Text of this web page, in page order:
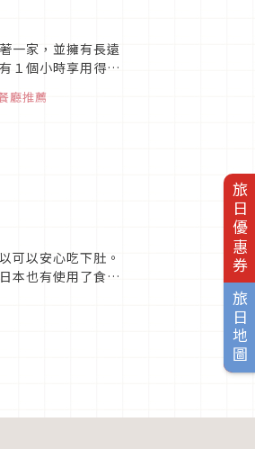
旅日優惠券
旅日地圖
一家，並擁有長遠
１個小時享用得到
廳推薦
可以安心吃下肚。
本也有使用了食用